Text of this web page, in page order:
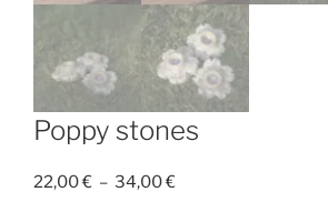
Poppy stones
22,00€ – 34,00€Plage